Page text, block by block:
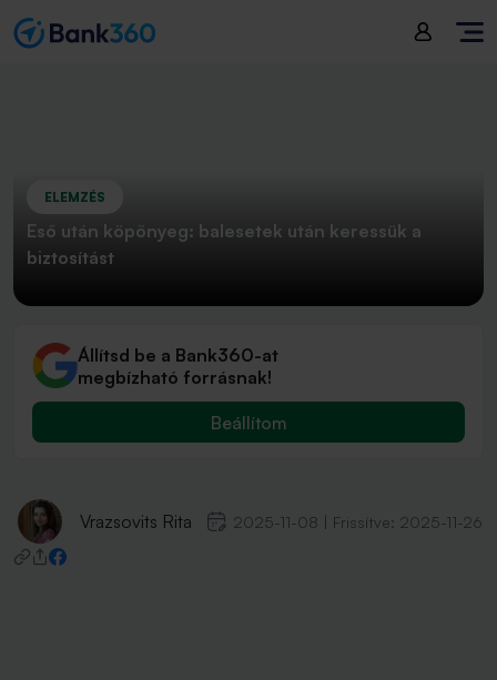
ELEMZÉS
Eső után köpönyeg: balesetek után keressük a
biztosítást
Állítsd be a Bank360-at
megbízható forrásnak!
Beállítom
Vrazsovits Rita 2025-11-08 Frissítve: 2025-11-26